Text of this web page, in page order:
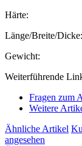
Härte: ca.
Länge/Breite/
Gewicht:
Weiterführende
Fragen zum
Weitere
Ähnliche Artikel
angesehen